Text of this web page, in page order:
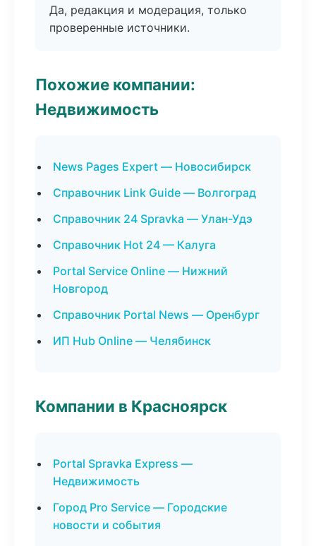
Да, редакция и модерация, только
проверенные источники.
Похожие компании:
Недвижимость
News Pages Expert — Новосибирск
Справочник Link Guide — Волгоград
Справочник 24 Spravka — Улан-Удэ
Справочник Hot 24 — Калуга
Portal Service Online — Нижний
Новгород
Справочник Portal News — Оренбург
ИП Hub Online — Челябинск
Компании в Красноярск
Portal Spravka Express —
Недвижимость
Город Pro Service — Городские
новости и события